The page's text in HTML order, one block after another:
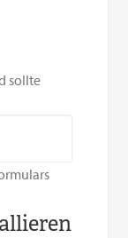
sollte